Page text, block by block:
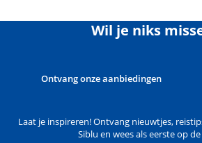
Wil je niks
Ontvang onze aanbiedingen
Laat je inspireren! Ontvang nieuwtjes,
Siblu en wees als eerste op